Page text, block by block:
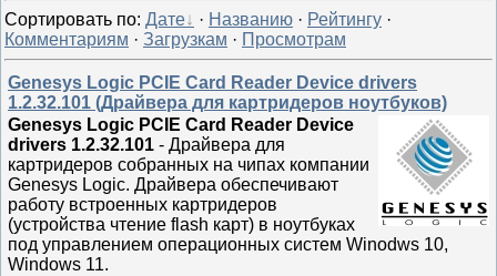
Сортировать по: Дате · Названию · Рейтингу ·
Комментариям · Загрузкам · Просмотрам
Genesys Logic PCIE Card Reader Device drivers
1.2.32.101 (Драйвера для картридеров ноутбуков)
Genesys Logic PCIE Card Reader Device
drivers 1.2.32.101 - Драйвера для
картридеров собранных на чипах компании
Genesys Logic. Драйвера обеспечивают
работу встроенных картридеров
(устройства чтение flash карт) в ноутбуках
под управлением операционных систем Winodws 10,
Windows 11.